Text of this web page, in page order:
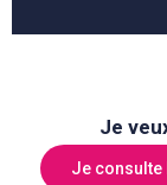
Je
Je consulte